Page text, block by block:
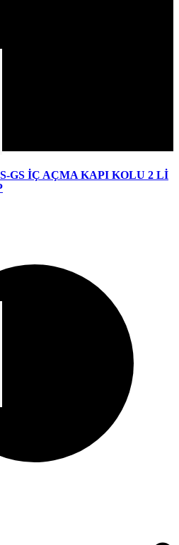
GS İÇ AÇMA KAPI KOLU 2 Lİ